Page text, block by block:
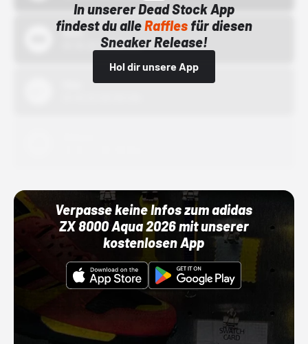
In unserer Dead Stock App
findest du alleRafflesfür diesen
Sneaker Release!
Hol dir unsere App
Bstn
01.10.22 00:00 Uhr
Verpasse keine Infos zum adidas
ZX 8000 Aqua 2026 mit unserer
kostenlosen App